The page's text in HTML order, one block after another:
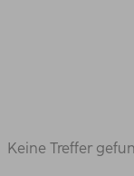
Keine Treffer